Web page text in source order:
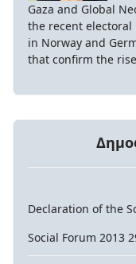
Gaza and Global
the recent
in Norway and
that confirm the
Declaration of the
Social Forum 2013